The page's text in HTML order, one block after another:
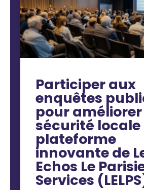
Participer aux
enquêtes
pour
sécurité locale
plateforme
innovante de
Echos Le
Services